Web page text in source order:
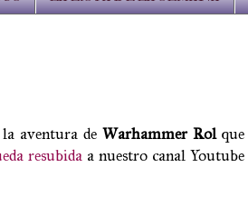
la aventura deWarhammer Rolque
resubidaa nuestro canal Youtube